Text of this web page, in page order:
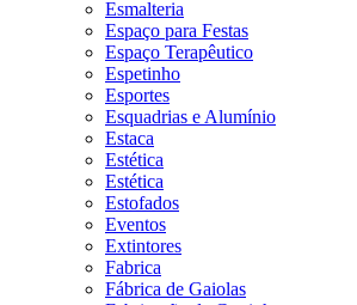
Esmalteria
Espaço para Festas
Espaço Terapêutico
Espetinho
Esportes
Esquadrias e Alumínio
Estaca
Estética
Estética
Estofados
Eventos
Extintores
Fabrica
Fábrica de Gaiolas